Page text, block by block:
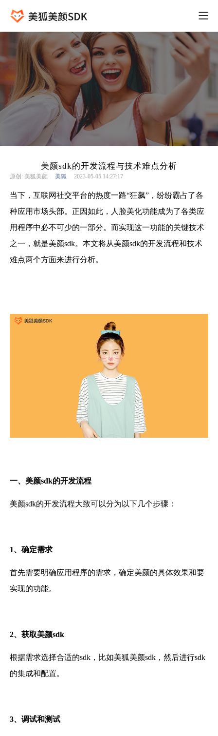
美颜sdk的开发流程与技术难点分析
原创: 美狐美颜 美狐 2023-05-05 14:27:17
当下，互联网社交平台的热度一路“狂飙”，纷纷霸占了各
种应用市场头部。正因如此，人脸美化功能成为了各类应
用程序中必不可少的一部分。而实现这一功能的关键技术
之一，就是美颜sdk。本文将从美颜sdk的开发流程和技术
难点两个方面来进行分析。
一、美颜sdk的开发流程
美颜sdk的开发流程大致可以分为以下几个步骤：
1、 确定需求
首先需要明确应用程序的需求，确定美颜的具体效果和要
实现的功能。
2、获取美颜sdk
根据需求选择合适的sdk，比如美狐美颜sdk ，然后进行sdk
的集成和配置。
3、 调试和测试